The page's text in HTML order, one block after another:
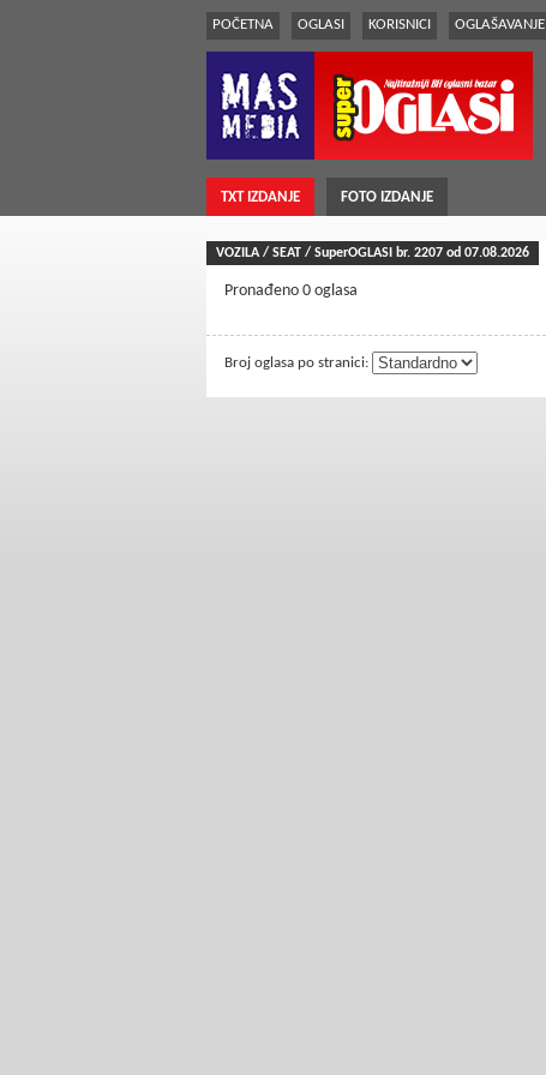
POČETNA OGLASI KORISNICI OGLAŠAVANJE
TXT IZDANJE FOTO IZDANJE
VOZILA / SEAT / SuperOGLASI br. 2207 od 07.08.2026
Pronađeno 0 oglasa
Broj oglasa po stranici: